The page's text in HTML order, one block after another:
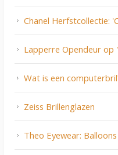
Chanel Herfstcollectie:
Lapperre Opendeur op
Wat is een
Zeiss Brillenglazen
Theo Eyewear: Balloons